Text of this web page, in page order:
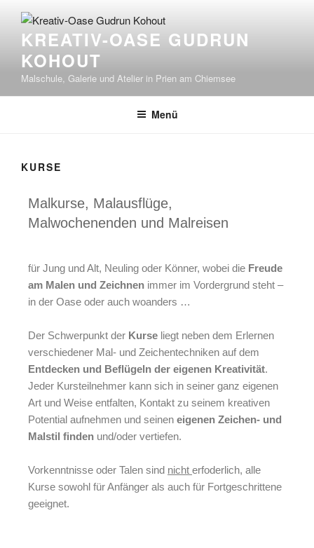
KREATIV-OASE GUDRUN
KOHOUT
Malschule, Galerie und Atelier in Prien am Chiemsee
Menü
KURSE
Malkurse, Malausflüge,
Malwochenenden und Malreisen
für Jung und Alt, Neuling oder Könner, wobei die Freude
am Malen und Zeichnen immer im Vordergrund steht –
in der Oase oder auch woanders …
Der Schwerpunkt der Kurse liegt neben dem Erlernen
verschiedener Mal- und Zeichentechniken auf dem
Entdecken und Beflügeln der eigenen Kreativität.
Jeder Kursteilnehmer kann sich in seiner ganz eigenen
Art und Weise entfalten, Kontakt zu seinem kreativen
Potential aufnehmen und seinen eigenen Zeichen- und
Malstil finden und/oder vertiefen.
Vorkenntnisse oder Talen sind nicht erfoderlich, alle
Kurse sowohl für Anfänger als auch für Fortgeschrittene
geeignet.